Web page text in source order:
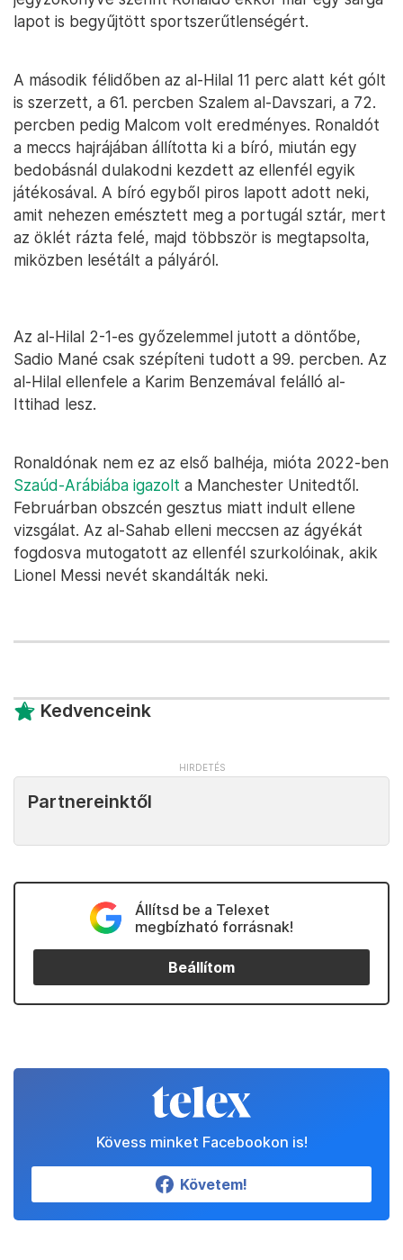
lapot is begyűjtött sportszerűtlenségért.
A második félidőben az al-Hilal 11 perc alatt két gólt
is szerzett, a 61. percben Szalem al-Davszari, a 72.
percben pedig Malcom volt eredményes. Ronaldót
a meccs hajrájában állította ki a bíró, miután egy
bedobásnál dulakodni kezdett az ellenfél egyik
játékosával. A bíró egyből piros lapott adott neki,
amit nehezen emésztett meg a portugál sztár, mert
az öklét rázta felé, majd többször is megtapsolta,
miközben lesétált a pályáról.
Az al-Hilal 2-1-es győzelemmel jutott a döntőbe,
Sadio Mané csak szépíteni tudott a 99. percben. Az
al-Hilal ellenfele a Karim Benzemával felálló al-
Ittihad lesz.
Ronaldónak nem ez az első balhéja, mióta 2022-ben
Szaúd-Arábiába igazolt a Manchester Unitedtől.
Februárban obszcén gesztus miatt indult ellene
vizsgálat. Az al-Sahab elleni meccsen az ágyékát
fogdosva mutogatott az ellenfél szurkolóinak, akik
Lionel Messi nevét skandálták neki.
Kedvenceink
Partnereinktől
Állítsd be a Telexet
megbízható forrásnak!
Beállítom
Kövess minket Facebookon is!
Követem!